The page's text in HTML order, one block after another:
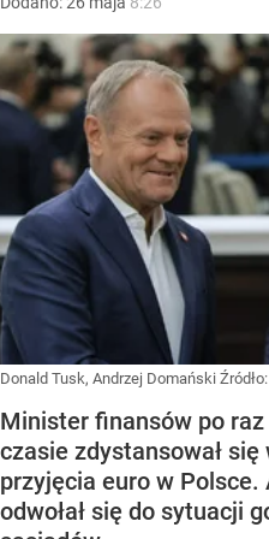
Donald Tusk, Andrzej Domański Źródło:
Minister finansów po
czasie zdystansował
przyjęcia euro w Polsce.
odwołał się do sytuacji